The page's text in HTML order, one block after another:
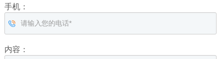
手机：
内容：